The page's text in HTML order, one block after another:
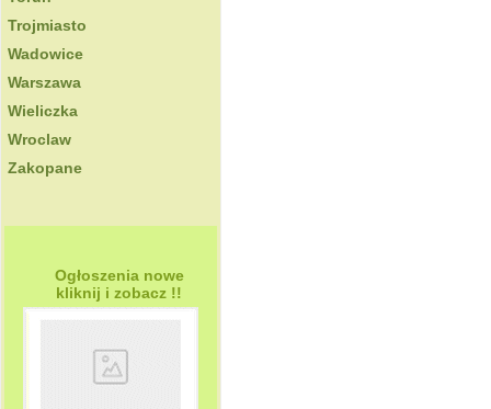
Trojmiasto
Wadowice
Warszawa
Wieliczka
Wroclaw
Zakopane
Ogłoszenia nowe
kliknij i zobacz !!